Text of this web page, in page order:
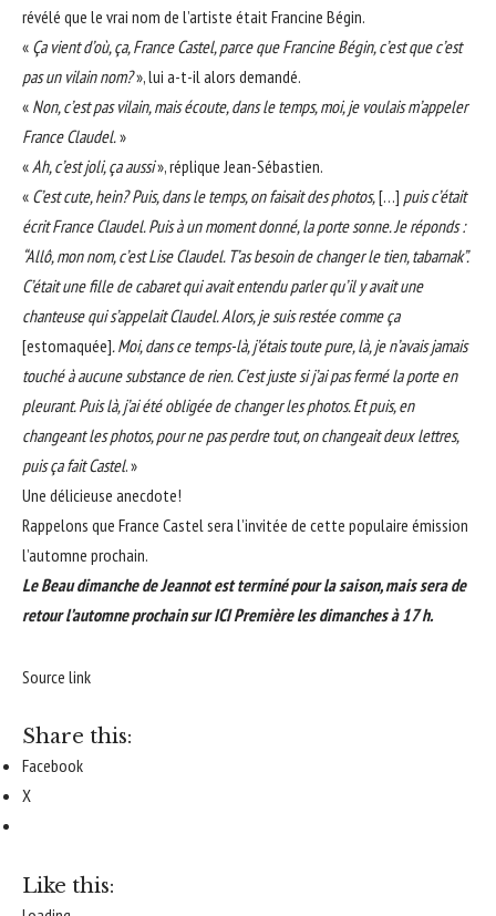
révélé que le vrai nom de l’artiste était Francine Bégin.
« Ça vient d’où, ça, France Castel, parce que Francine Bégin, c’est que c’est
pas un vilain nom?», lui a-t-il alors demandé.
« Non, c’est pas vilain, mais écoute, dans le temps, moi, je voulais m’appeler
France Claudel.»
«Ah, c’est joli, ça aussi», réplique Jean-Sébastien.
« C’est cute, hein? Puis, dans le temps, on faisait des photos,[…] puis c’était
écrit France Claudel. Puis à un moment donné, la porte sonne. Je réponds :
“Allô, mon nom, c’est Lise Claudel. T’as besoin de changer le tien, tabarnak”.
C’était une fille de cabaret qui avait entendu parler qu’il y avait une
chanteuse qui s’appelait Claudel. Alors, je suis restée comme ça
[estomaquée]. Moi, dans ce temps-là, j’étais toute pure, là, je n’avais jamais
touché à aucune substance de rien. C’est juste si j’ai pas fermé la porte en
pleurant. Puis là, j’ai été obligée de changer les photos. Et puis, en
changeant les photos, pour ne pas perdre tout, on changeait deux lettres,
puis ça fait Castel. »
Une délicieuse anecdote!
Rappelons que France Castel sera l’invitée de cette populaire émission
l’automne prochain.
Le Beau dimanche de Jeannot est terminé pour la saison, mais sera de
retour l’automne prochain sur ICI Première les dimanches à 17 h.
Source link
Share this:
Facebook
X
Like this: